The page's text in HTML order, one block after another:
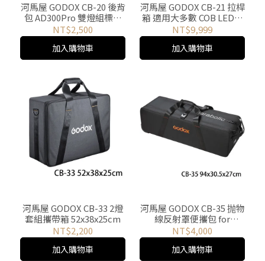
河馬屋 GODOX CB-20 後背
包 AD300Pro 雙燈組標配
33x48x21cm
NT$2,500
加入購物車
河馬屋 GODOX CB-21 拉桿
箱 適用大多數 COB LED攝
影燈 36X24X61cm
NT$9,999
加入購物車
河馬屋 GODOX CB-33 2燈
套組攜帶箱 52x38x25cm
NT$2,200
加入購物車
河馬屋 GODOX CB-35 抛物
線反射罩便攜包 for
Parabolic68、88、128
94x30.5x27cm
NT$4,000
加入購物車